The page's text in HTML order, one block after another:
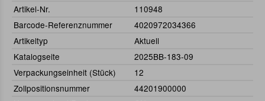
Artikel-Nr.
110948
Barcode-Referenznummer
4020972034366
Artikeltyp
Aktuell
Katalogseite
2025BB-183-09
Verpackungseinheit (Stück)
12
Zollpositionsnummer
44201900000